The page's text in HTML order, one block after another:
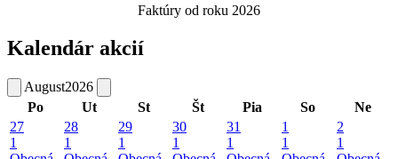
Faktúry od roku 2026
Kalendár akcií
August2026
Po
Ut St Št Pia So
Ne
27
1
28
1
29
1
30
1
31
1
1
1
2
1